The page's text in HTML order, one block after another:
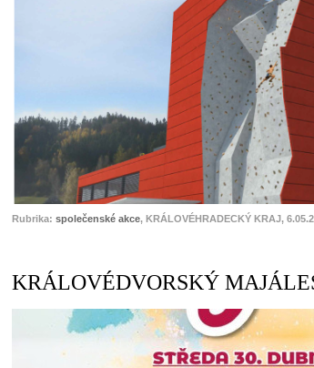
Rubrika: společenské akce, KRÁLOVÉHRADECKÝ KRAJ,
KRÁLOVÉDVORSKÝ